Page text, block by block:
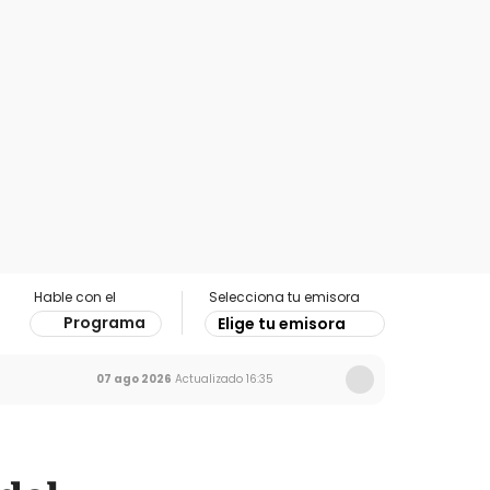
Hable con el
Programa
Selecciona tu emisora
Elige tu emisora
07 ago 2026 Actualizado 16:35